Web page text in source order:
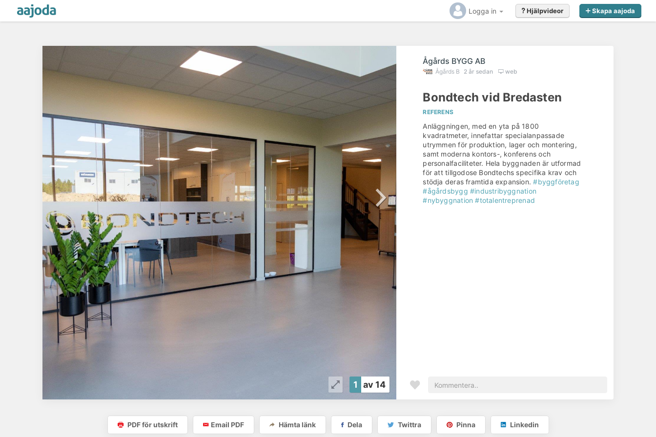
Logga in Skapa aajoda
Hjälpvideor
1 av 14
Ågårds BYGG AB
Ågårds B 2 år sedan web
Bondtech vid Bredasten
REFERENS
Anläggningen, med en yta på 1800
kvadratmeter, innefattar specialanpassade
utrymmen för produktion, lager och montering,
samt moderna kontors-, konferens och
personalfaciliteter. Hela byggnaden är utformad
för att tillgodose Bondtechs specifika krav och
stödja deras framtida expansion.#byggföretag
#ågårdsbygg #industribyggnation
#nybyggnation #totalentreprenad
PDF för utskrift Email PDF Hämta länk Dela Twittra Pinna Linkedin